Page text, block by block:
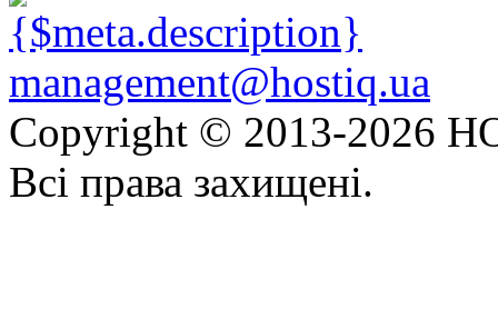
management@hostiq.ua
Copyright © 2013-2026
Всі права захищені.